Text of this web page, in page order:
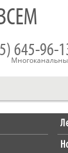
645-96-